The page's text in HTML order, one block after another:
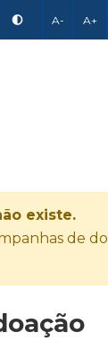
A- A+
existe.
de